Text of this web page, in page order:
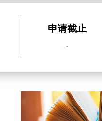
申请截止
-